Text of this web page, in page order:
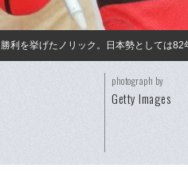
利を挙げたノリック。日本勢としては82
photograph by
Getty Images